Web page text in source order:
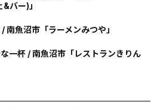
バー)」
魚沼市「ラーメンみつや」
一杯 / 南魚沼市「レストランきりん